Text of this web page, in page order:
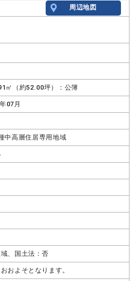
周辺地図
㎡（約52.00坪）：公簿
07月
中高層住居専用地域
、国土法：否
およそとなります。